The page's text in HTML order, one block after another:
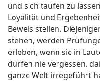
und sich taufen zu
Loyalität und
Beweis stellen.
stehen, werden
erleben, wenn sie in
dürfen nie vergessen,
ganze Welt irregeführt